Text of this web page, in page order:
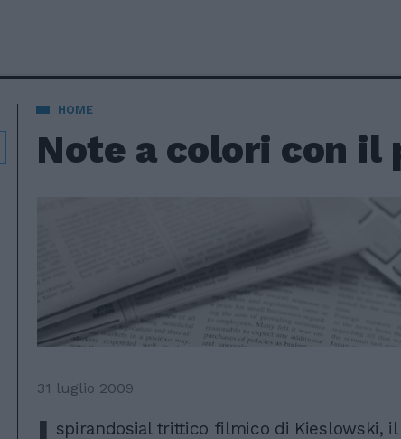
HOME
Note a colori con il
31 luglio 2009
spirandosial trittico filmico di Kieslowski, il